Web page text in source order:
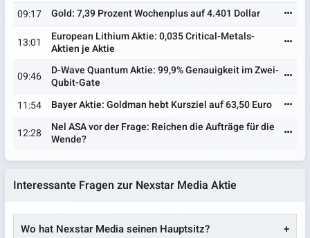
09:17
Gold: 7,39 Prozent Wochenplus auf 4.401 Dollar
13:01
European Lithium Aktie: 0,035 Critical-Metals-
Aktien je Aktie
09:46
D-Wave Quantum Aktie: 99,9% Genauigkeit im Zwei-
Qubit-Gate
11:54
Bayer Aktie: Goldman hebt Kursziel auf 63,50 Euro
12:28
Nel ASA vor der Frage: Reichen die Aufträge für die
Wende?
Interessante Fragen zur Nexstar Media Aktie
Wo hat Nexstar Media seinen Hauptsitz?